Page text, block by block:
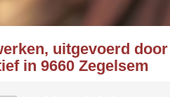
uitgevoerd door
in 9660 Zegelsem